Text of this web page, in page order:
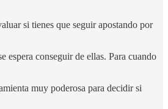
si tienes que seguir apostando por
espera conseguir de ellas. Para cuando
muy poderosa para decidir si